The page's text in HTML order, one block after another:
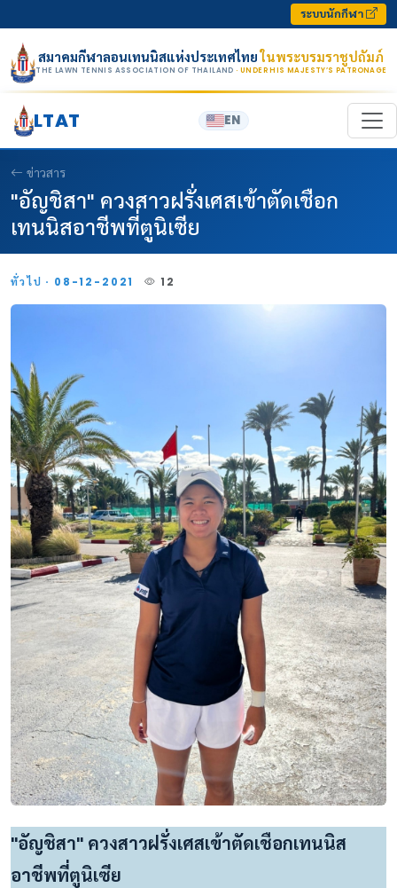
ระบบนักกีฬา
สมาคมกีฬาลอนเทนนิสแห่งประเทศไทยในพระบรมราชูปถัมภ์
THE LAWN TENNIS ASSOCIATION OF THAILAND · UNDER HIS MAJESTY’S PATRONAGE
LTAT EN
ข่าวสาร
"อัญชิสา" ควงสาวฝรั่งเศสเข้าตัดเชือก
เทนนิสอาชีพที่ตูนิเซีย
ทั่วไป · 08-12-2021 12
"อัญชิสา" ควงสาวฝรั่งเศสเข้าตัดเชือกเทนนิส
อาชีพที่ตูนิเซีย